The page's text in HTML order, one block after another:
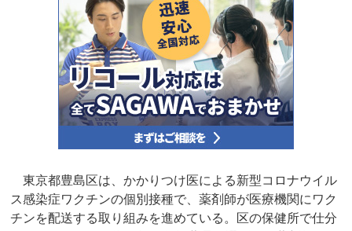
東京都豊島区は、かかりつけ医による新型コロナウイル
ス感染症ワクチンの個別接種で、薬剤師が医療機関にワク
チンを配送する取り組みを進めている。区の保健所で仕分